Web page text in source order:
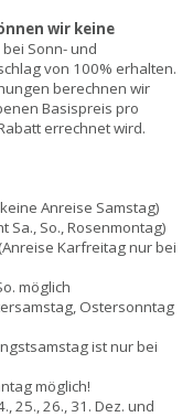
wir keine
Sonn- und
von 100% erhalten.
berechnen wir
Basispreis pro
errechnet wird.
Anreise Samstag)
Sa., So., Rosenmontag)
Karfreitag nur bei
möglich
Ostersonntag
ist nur bei
möglich!
25., 26., 31. Dez. und